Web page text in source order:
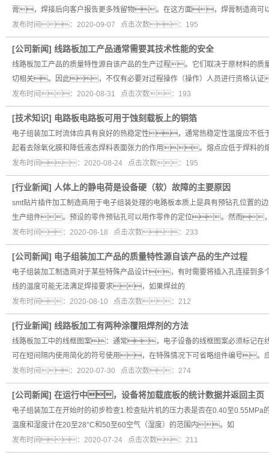
膏，焊接后向客户报告更多残留物。在这方面，焊膏制造商可
发布时间：2020-09-07 点击次数：195
[公司新闻] 线路板加工产品通常需要其技术性能的安全
线路板加工产品的质量特性源自该产品的生产过程。它们取决于原材料
切相关。因此，不仅有必要对过程操作（操作）人员进行资格
发布时间：2020-08-31 点击次数：193
[技术知识] 电路板电路板可用于蚀刻载板上的铜箔
电子组装加工时流体应具有良好的热稳定性，通常热稳定性温度应
起着去除氧化膜和降低液态焊料表面张力的作用。熔点应低于焊料
发布时间：2020-08-24 点击次数：195
[行业新闻] 人体上的静电荷是设备硬（软）故障的主要原因
smt贴片插件加工制造商用于电子组装处理的电路板本质上是具有预钻孔位
生产组件。预设的零件预钻孔可以用作零件的定位。然而，
发布时间：2020-08-18 点击次数：233
[公司新闻] 电子组装加工产品的质量特性源自该产品的生产过程
电子组装加工制造商对于某些特殊产品设计，有时需要将插入孔连接
线的温度可能无法满足焊接要求，如果焊丝的
发布时间：2020-08-10 点击次数：212
[行业新闻] 线路板加工有两种涂覆阻焊剂的方法
线路板加工中的线框图案：通常，电子设备的线框图案必须标
可在短间隔内使用简化的符号使用，在特殊情况下可省略组件编号
发布时间：2020-07-30 点击次数：274
[公司新闻] 在运行中，设备将加载底板的统计数据并返回主页
电子组装加工在开始时的初步检查1.检查贴片机的压力表是否在0.40至
温度和湿度计在20至28°C和50至60空气（湿度）的范围内。如
发布时间：2020-07-24 点击次数：211